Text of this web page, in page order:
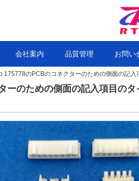
会社案内 品質管理 お問い
175778のPCBのコネクターのための側面の記
ーのための側面の記入項目の